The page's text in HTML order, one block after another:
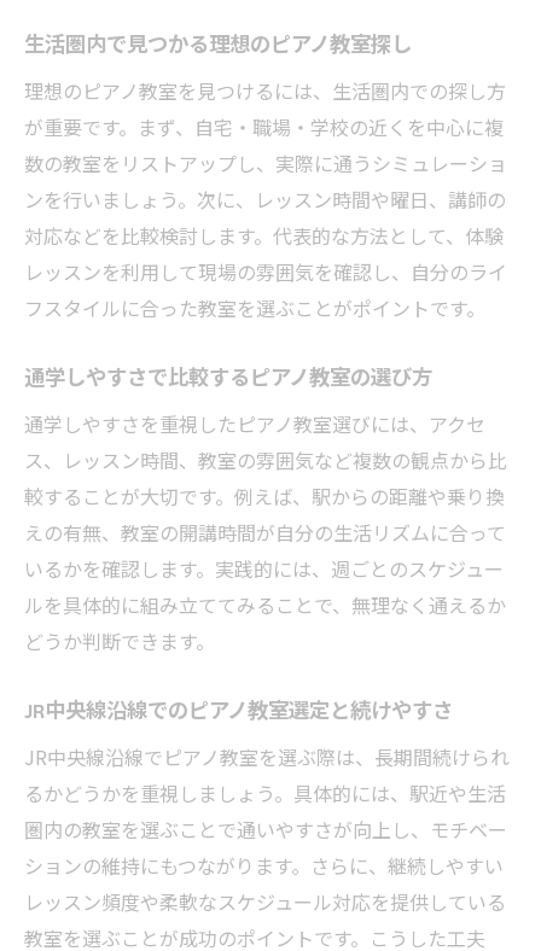
生活圏内で見つかる理想のピアノ教室探し
理想のピアノ教室を見つけるには、生活圏内での探し方
が重要です。まず、自宅・職場・学校の近くを中心に複
数の教室をリストアップし、実際に通うシミュレーショ
ンを行いましょう。次に、レッスン時間や曜日、講師の
対応などを比較検討します。代表的な方法として、体験
レッスンを利用して現場の雰囲気を確認し、自分のライ
フスタイルに合った教室を選ぶことがポイントです。
通学しやすさで比較するピアノ教室の選び方
通学しやすさを重視したピアノ教室選びには、アクセ
ス、レッスン時間、教室の雰囲気など複数の観点から比
較することが大切です。例えば、駅からの距離や乗り換
えの有無、教室の開講時間が自分の生活リズムに合って
いるかを確認します。実践的には、週ごとのスケジュー
ルを具体的に組み立ててみることで、無理なく通えるか
どうか判断できます。
JR中央線沿線でのピアノ教室選定と続けやすさ
JR中央線沿線でピアノ教室を選ぶ際は、長期間続けられ
るかどうかを重視しましょう。具体的には、駅近や生活
圏内の教室を選ぶことで通いやすさが向上し、モチベー
ションの維持にもつながります。さらに、継続しやすい
レッスン頻度や柔軟なスケジュール対応を提供している
教室を選ぶことが成功のポイントです。こうした工夫